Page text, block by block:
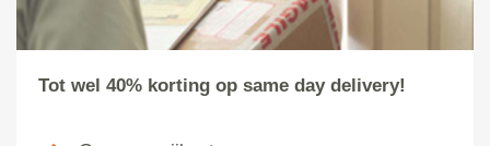
Tot wel 40% korting op same day delivery!